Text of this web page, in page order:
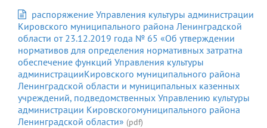
распоряжение Управления культуры администрации
Кировского муниципального района Ленинградской
области от 23.12.2019 года № 65 «Об утверждении
нормативов для определения нормативных затратна
обеспечение функций Управления культуры
администрацииКировского муниципального района
Ленинградской области и муниципальных казенных
учреждений, подведомственных Управлению культуры
администрации Кировскогомуниципального района
Ленинградской области» (pdf)